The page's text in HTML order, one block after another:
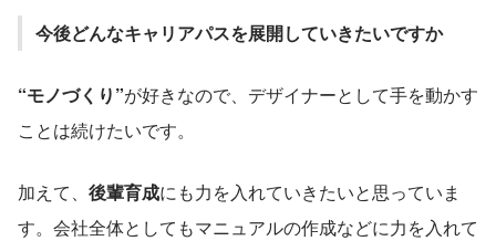
今後どんなキャリアパスを展開していきたいですか
“モノづくり”が好きなので、デザイナーとして手を動かす
ことは続けたいです。
加えて、 後輩育成にも力を入れていきたいと思っていま
す。会社全体としてもマニュアルの作成などに力を入れて